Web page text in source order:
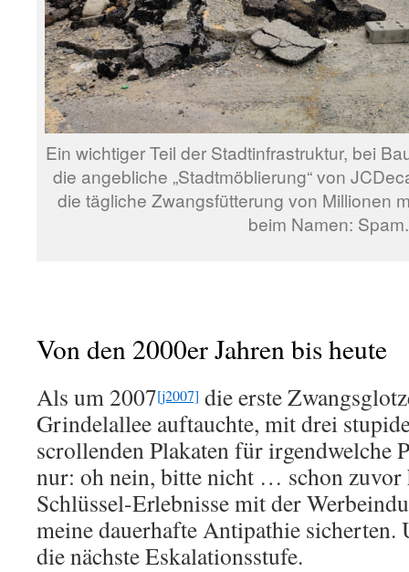
Ein wichtiger Teil der Stadtinfrastruktur, bei
die angebliche „Stadtmöblierung“ von
die tägliche Zwangsfütterung von Millionen
beim Namen: Spam.
Von den 2000er Jahren bis heute
Als um 2007[j2007] die erste
Grindelallee auftauchte, mit drei
scrollenden Plakaten für irgendwelche
nur: oh nein, bitte nicht … schon zuvor
Schlüssel-Erlebnisse mit der
meine dauerhafte Antipathie sicherten.
die nächste Eskalationsstufe.